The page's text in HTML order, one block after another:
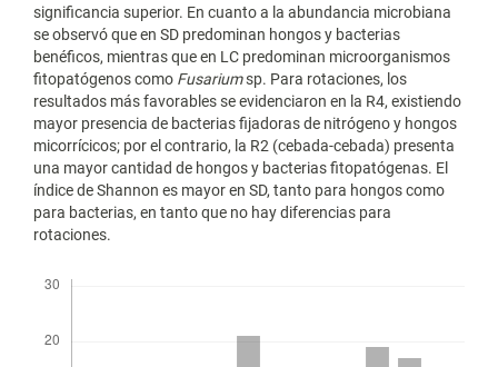
significancia superior. En cuanto a la abundancia microbiana
se observó que en SD predominan hongos y bacterias
benéficos, mientras que en LC predominan microorganismos
fitopatógenos como Fusariumsp. Para rotaciones, los
resultados más favorables se evidenciaron en la R4, existiendo
mayor presencia de bacterias fijadoras de nitrógeno y hongos
micorrícicos; por el contrario, la R2 (cebada-cebada) presenta
una mayor cantidad de hongos y bacterias fitopatógenas. El
índice de Shannon es mayor en SD, tanto para hongos como
para bacterias, en tanto que no hay diferencias para
rotaciones.